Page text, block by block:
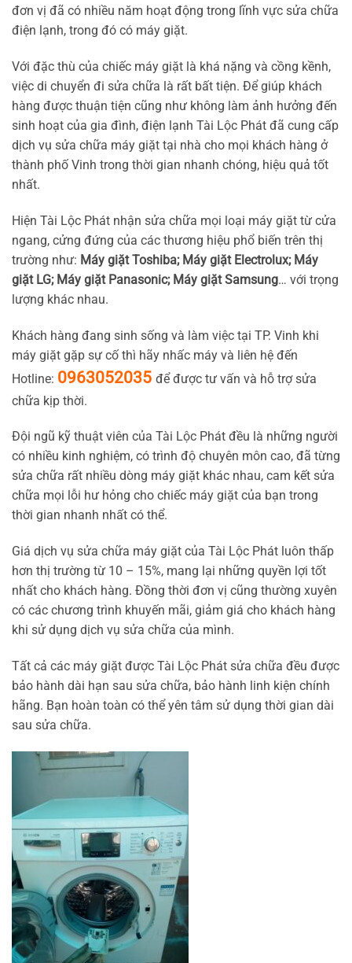
đơn vị đã có nhiều năm hoạt động trong lĩnh vực sửa chữa
điện lạnh, trong đó có máy giặt.
Với đặc thù của chiếc máy giặt là khá nặng và cồng kềnh,
việc di chuyển đi sửa chữa là rất bất tiện. Để giúp khách
hàng được thuận tiện cũng như không làm ảnh hưởng đến
sinh hoạt của gia đình, điện lạnh Tài Lộc Phát đã cung cấp
dịch vụ sửa chữa máy giặt tại nhà cho mọi khách hàng ở
thành phố Vinh trong thời gian nhanh chóng, hiệu quả tốt
nhất.
Hiện Tài Lộc Phát nhận sửa chữa mọi loại máy giặt từ cửa
ngang, cửng đứng của các thương hiệu phổ biến trên thị
trường như: Máy giặt Toshiba; Máy giặt Electrolux; Máy
giặt LG; Máy giặt Panasonic; Máy giặt Samsung… với trọng
lượng khác nhau.
Khách hàng đang sinh sống và làm việc tại TP. Vinh khi
máy giặt gặp sự cố thì hãy nhấc máy và liên hệ đến
Hotline: 0963052035 để được tư vấn và hỗ trợ sửa
chữa kịp thời.
Đội ngũ kỹ thuật viên của Tài Lộc Phát đều là những người
có nhiều kinh nghiệm, có trình độ chuyên môn cao, đã từng
sửa chữa rất nhiều dòng máy giặt khác nhau, cam kết sửa
chữa mọi lỗi hư hỏng cho chiếc máy giặt của bạn trong
thời gian nhanh nhất có thể.
Giá dịch vụ sửa chữa máy giặt của Tài Lộc Phát luôn thấp
hơn thị trường từ 10 – 15%, mang lại những quyền lợi tốt
nhất cho khách hàng. Đồng thời đơn vị cũng thường xuyên
có các chương trình khuyến mãi, giảm giá cho khách hàng
khi sử dụng dịch vụ sửa chữa của mình.
Tất cả các máy giặt được Tài Lộc Phát sửa chữa đều được
bảo hành dài hạn sau sửa chữa, bảo hành linh kiện chính
hãng. Bạn hoàn toàn có thể yên tâm sử dụng thời gian dài
sau sửa chữa.